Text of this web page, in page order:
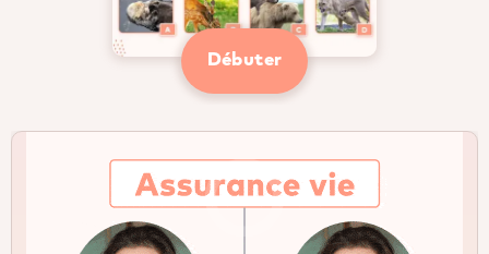
Débuter